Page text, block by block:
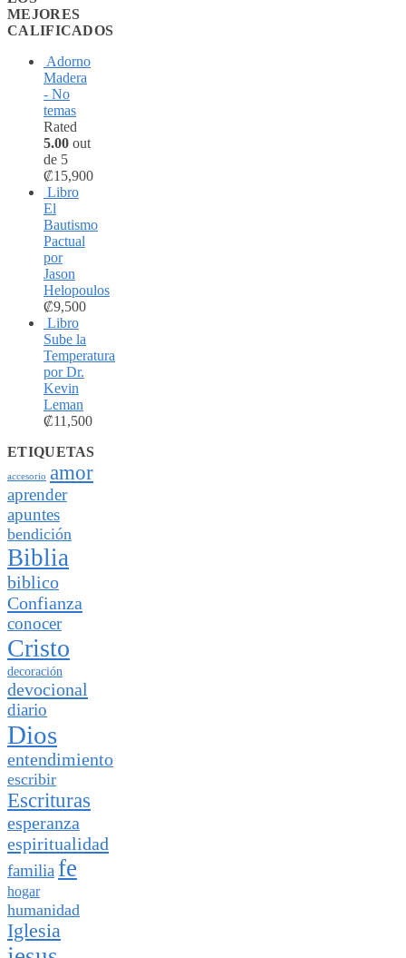
MEJORES
CALIFICADOS
Adorno
Madera
- No
temas
Rated
5.00 out
de 5
₡15,900
Libro
El
Bautismo
Pactual
por
Jason
Helopoulos
₡9,500
Libro
Sube la
Temperatura
por Dr.
Kevin
Leman
₡11,500
ETIQUETAS
accesorio amor
aprender
apuntes
bendición
Biblia
biblico
Confianza
conocer
Cristo
decoración
devocional
diario
Dios
entendimiento
escribir
Escrituras
esperanza
espiritualidad
familia fe
hogar
humanidad
Iglesia